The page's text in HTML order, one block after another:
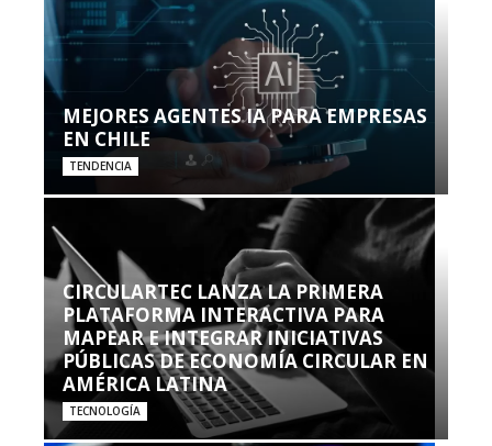
MEJORES AGENTES IA PARA EMPRESAS
EN CHILE
TENDENCIA
CIRCULARTEC LANZA LA PRIMERA
PLATAFORMA INTERACTIVA PARA
MAPEAR E INTEGRAR INICIATIVAS
PÚBLICAS DE ECONOMÍA CIRCULAR EN
AMÉRICA LATINA
TECNOLOGÍA